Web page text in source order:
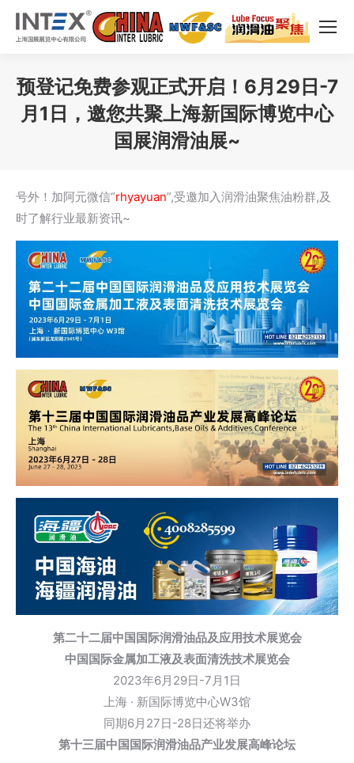
预登记免费参观正式开启！6月29日-7
月1日，邀您共聚上海新国际博览中心
国展润滑油展~
号外！加阿元微信“rhyayuan”,受邀加入润滑油聚焦油粉群,及
时了解行业最新资讯~
第二十二届中国国际润滑油品及应用技术展览会
中国国际金属加工液及表面清洗技术展览会
2023年6月29日-7月1日
上海 · 新国际博览中心W3馆
同期6月27日-28日还将举办
第十三届中国国际润滑油品产业发展高峰论坛